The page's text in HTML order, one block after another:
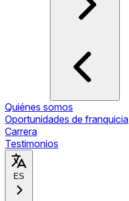
Quiénes somos
Oportunidades de franquicia
Carrera
Testimonios
ES